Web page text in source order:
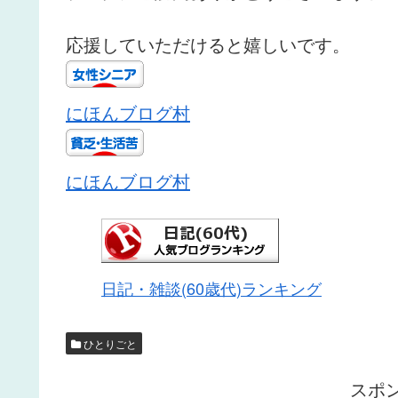
応援していただけると嬉しいです。
にほんブログ村
にほんブログ村
日記・雑談(60歳代)ランキング
ひとりごと
スポ